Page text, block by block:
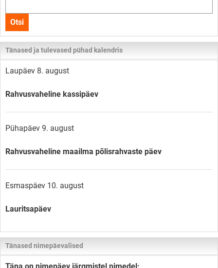
kogu
lehelt
Otsi
Tänased ja tulevased pühad kalendris
Laupäev 8. august
Rahvusvaheline kassipäev
Pühapäev 9. august
Rahvusvaheline maailma põlisrahvaste päev
Esmaspäev 10. august
Lauritsapäev
Tänased nimepäevalised